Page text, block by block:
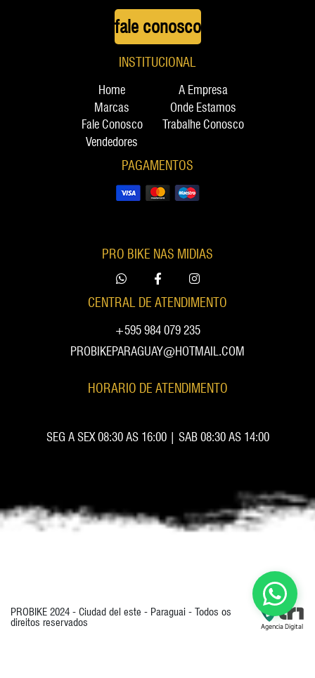
fale conosco
INSTITUCIONAL
Home
A Empresa
Marcas
Onde Estamos
Fale Conosco
Trabalhe Conosco
Vendedores
PAGAMENTOS
PRO BIKE NAS MIDIAS
CENTRAL DE ATENDIMENTO
+595 984 079 235
PROBIKEPARAGUAY@HOTMAIL.COM
HORARIO DE ATENDIMENTO
SEG A SEX 08:30 AS 16:00 | SAB 08:30 AS 14:00
PROBIKE 2024 - Ciudad del este - Paraguai - Todos os
direitos reservados